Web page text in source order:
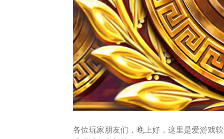
各位玩家朋友们，晚上好，这里是爱游戏